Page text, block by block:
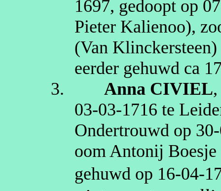
1697, gedoopt op
Pieter Kalienoo),
(Van Klinckersteen)
eerder gehuwd ca
3.
Anna CIVIEL
03‑03‑1716 te
Ondertrouwd op
oom Antonij Boesje
gehuwd op